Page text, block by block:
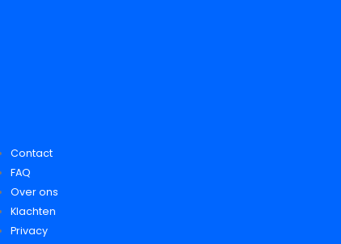
Contact
FAQ
Over ons
Klachten
Privacy